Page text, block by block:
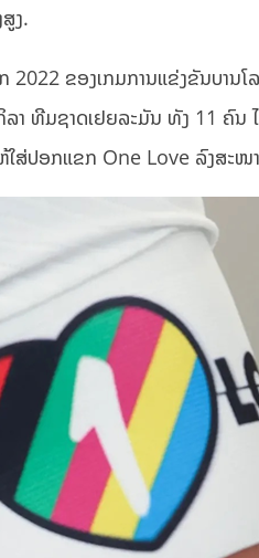
ງ.
ຂອງເກມການແຂ່ງຂັນບາ
ທີມຊາດເຢຍລະມັນ ທັງ 11 ຄົນ
ໃສ່ປອກແຂກ One Love ລົງສະໜ